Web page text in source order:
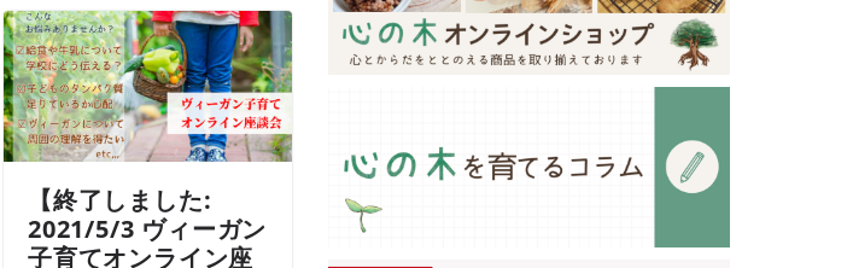
【終了しました:
2021/5/3 ヴィーガン
子育てオンライン座